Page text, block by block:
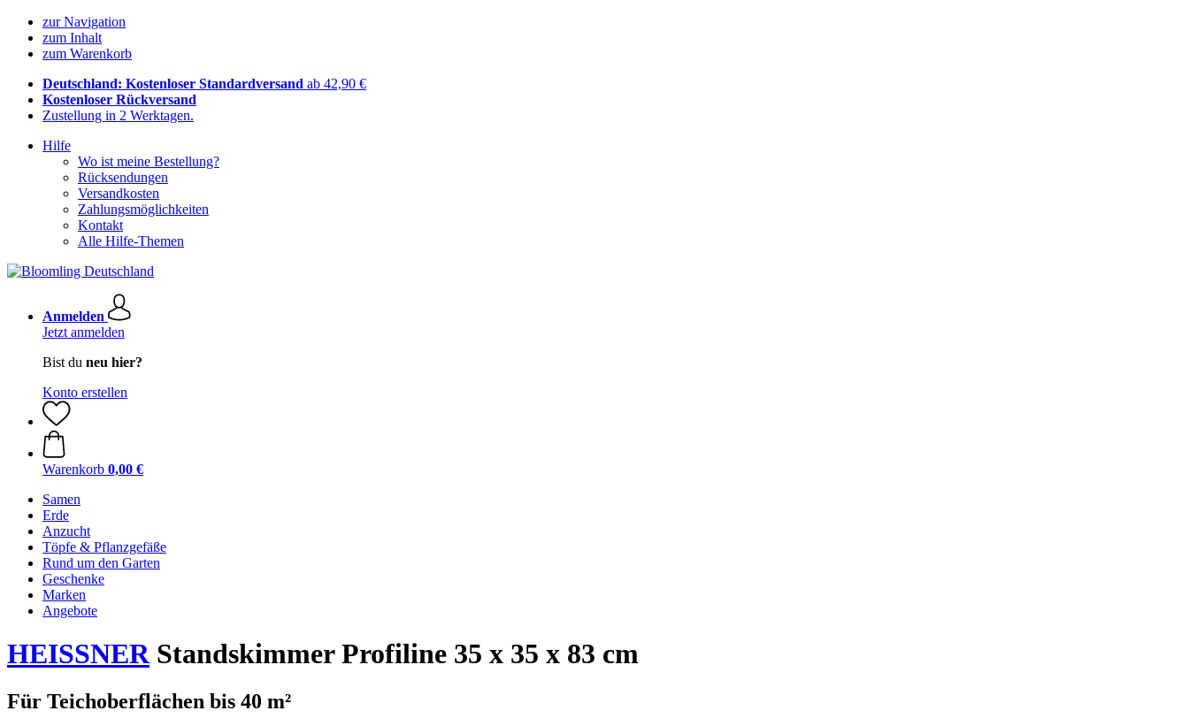
zur Navigation
zum Inhalt
zum Warenkorb
Deutschland: Kostenloser Standardversand ab 42,90 €
Kostenloser Rückversand
Zustellung in 2 Werktagen.
Hilfe
Wo ist meine Bestellung?
Rücksendungen
Versandkosten
Zahlungsmöglichkeiten
Kontakt
Alle Hilfe-Themen
Anmelden
Jetzt anmelden
Bist du neu hier?
Konto erstellen
Warenkorb 0,00 €
Samen
Erde
Anzucht
Töpfe & Pflanzgefäße
Rund um den Garten
Geschenke
Marken
Angebote
HEISSNERStandskimmer Profiline 35 x 35 x 83 cm
Für Teichoberflächen bis 40 m²